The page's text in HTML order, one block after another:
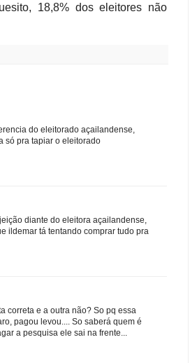
18,8% dos eleitores não
do eleitorado açailandense,
só pra tapiar o eleitorado
diante do eleitora açailandense,
ildemar tá tentando comprar tudo pra
correta e a outra não? So pq essa
pagou levou.... So saberá quem é
a pesquisa ele sai na frente...